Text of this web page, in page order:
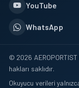
YouTube
WhatsApp
© 2026
hakları saklıdır.
Okuyucu verileri